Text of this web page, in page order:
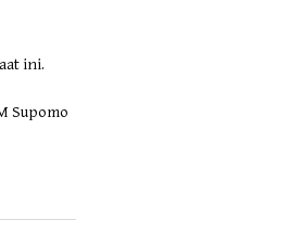
ini.
Supomo